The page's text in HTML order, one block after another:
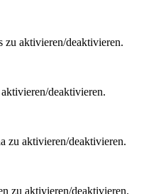
aktivieren/deaktivieren.
deaktivieren.
zu aktivieren/deaktivieren.
zu aktivieren/deaktivieren.